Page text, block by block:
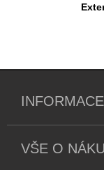
INFORMACE
VŠE O